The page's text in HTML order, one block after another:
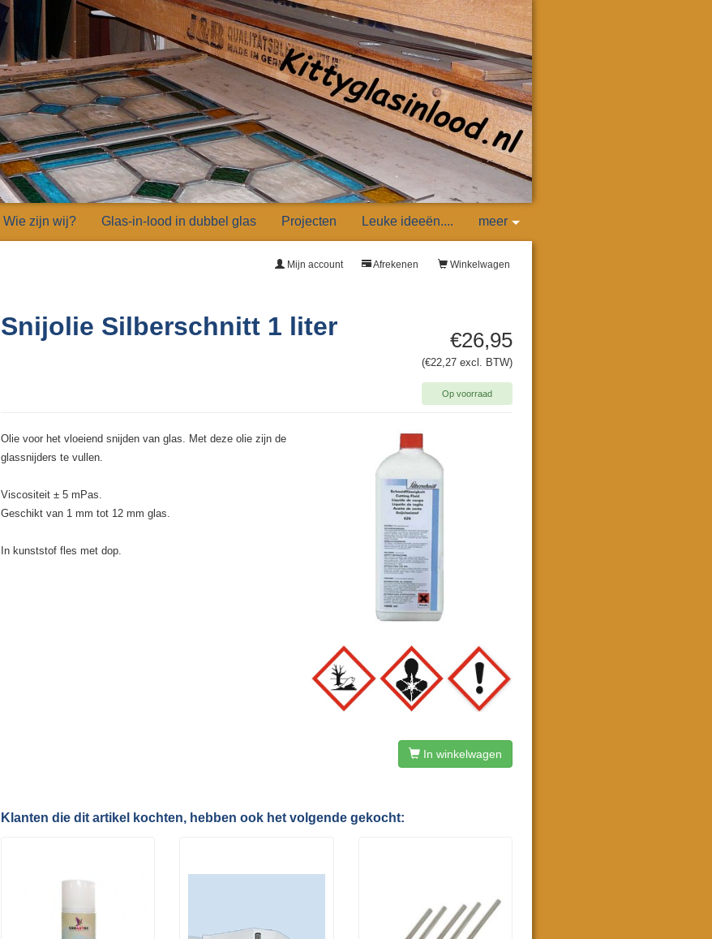
Wie zijn wij? Glas-in-lood in dubbel glas Projecten Leuke ideeën.... meer
Winkelwagen
Afrekenen
Mijn account
€26,95
(€22,27 excl. BTW)
Op voorraad
Snijolie Silberschnitt 1 liter
Olie voor het vloeiend snijden van glas. Met deze olie zijn de
glassnijders te vullen.
Viscositeit ± 5 mPas.
Geschikt van 1 mm tot 12 mm glas.
In kunststof fles met dop.
In winkelwagen
Klanten die dit artikel kochten, hebben ook het volgende gekocht: